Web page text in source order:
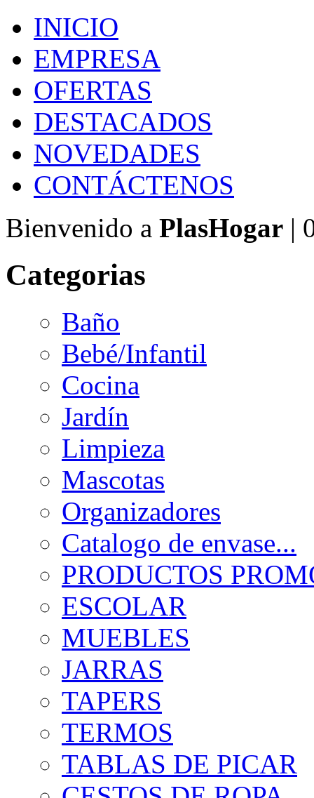
INICIO
EMPRESA
OFERTAS
DESTACADOS
NOVEDADES
CONTÁCTENOS
Bienvenido a PlasHogar |
Categorias
Baño
Bebé/Infantil
Cocina
Jardín
Limpieza
Mascotas
Organizadores
Catalogo de envase...
PRODUCTOS
ESCOLAR
MUEBLES
JARRAS
TAPERS
TERMOS
TABLAS DE PICAR